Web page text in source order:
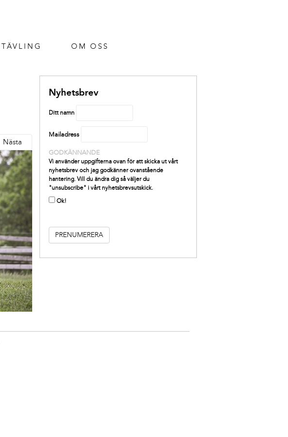
TÄVLING OM OSS
Nästa
Nyhetsbrev
Ditt namn
Mailadress
GODKÄNNANDE
Vi använder uppgifterna ovan för att skicka ut vårt
nyhetsbrev och jag godkänner ovanstående
hantering. Vill du ändra dig så väljer du
"unsubscribe" i vårt nyhetsbrevsutskick.
Ok!